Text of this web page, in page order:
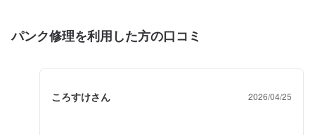
パンク修理を利用した方の口コミ
ころすけさん 2026/04/25